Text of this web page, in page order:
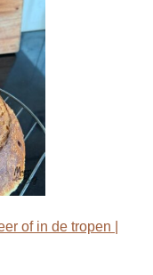
of in de tropen |